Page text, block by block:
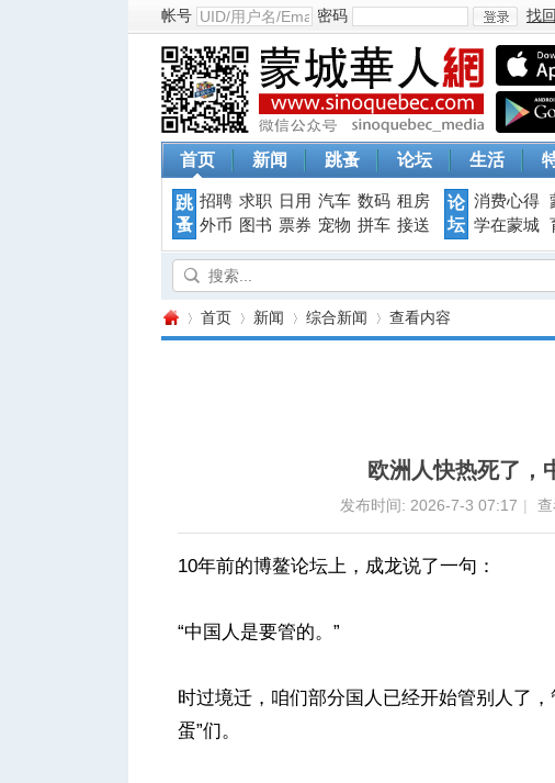
帐号 密码
登
录
找
首页 新闻 跳蚤 论坛 生活
跳
蚤
招聘 求职 日用 汽车 数码 租房
外币
图书 票券 宠物 拼车 接送
论
坛
消费心得
学在蒙城
首页 新闻 综合新闻 查看内容
欧洲人快热死了，
发布时间: 2026-7-3 07:17 |
10年前的博鳌论坛上，成龙说了一句：
“中国人是要管的。”
时过境迁，咱们部分国人已经开始管别人了
蛋”们。